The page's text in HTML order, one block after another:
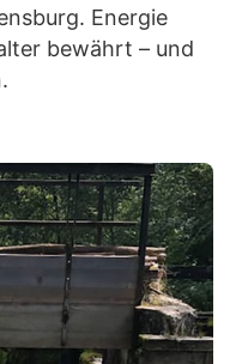
Energie
bewährt – und